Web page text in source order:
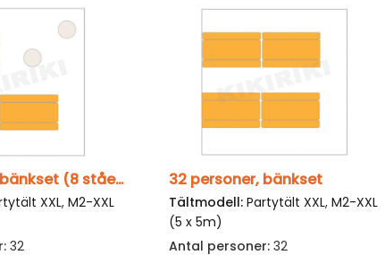
32 personer, bänkset (8 stående)
XXL,M2-XXL
32
32 personer, bänkset
Tältmodell: Partytält XXL,M2-XXL
(5 x 5m)
Antal personer: 32